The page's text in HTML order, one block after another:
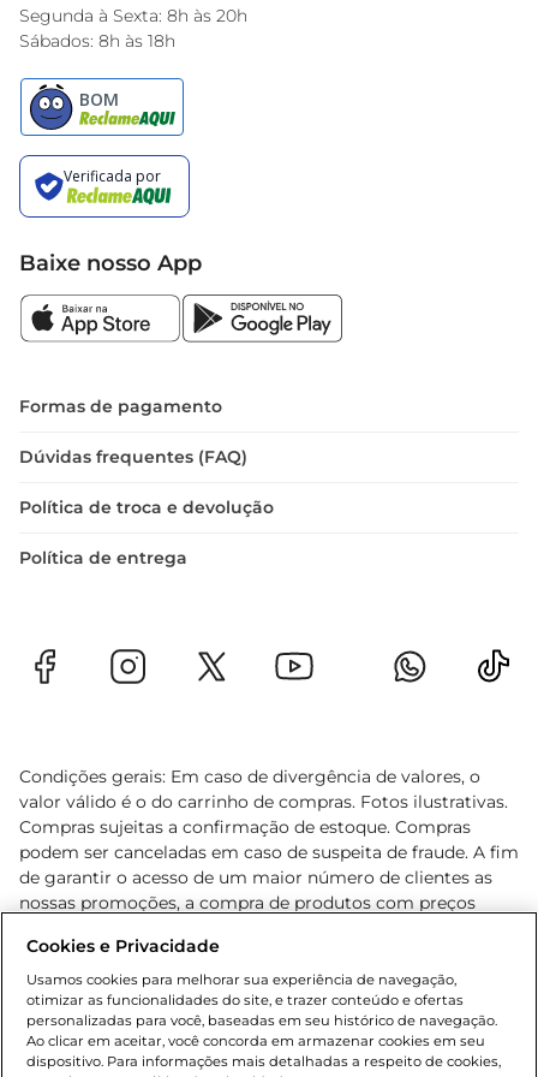
Encarte do Dia
Segunda à Sexta: 8h às 20h
Sábados: 8h às 18h
Baixe nosso App
Formas de pagamento
Dúvidas frequentes (FAQ)
Política de troca e devolução
Política de entrega
Condições gerais: Em caso de divergência de valores, o
valor válido é o do carrinho de compras. Fotos ilustrativas.
Compras sujeitas a confirmação de estoque. Compras
podem ser canceladas em caso de suspeita de fraude. A fim
de garantir o acesso de um maior número de clientes as
nossas promoções, a compra de produtos com preços
cliente. Os preços, ofertas e condições são exclusivos para
o e-commerce e válidos durante o dia de hoje, podendo
sofrer alterações sem prévia notificação. Proibida a venda
de bebidas alcoólicas para menores de 18 anos, conforme
Lei n.º 8069/90, art. 81, inciso II (Estatuto da Criança e do
Cookies e Privacidade
Usamos cookies para melhorar sua experiência de navegação,
otimizar as funcionalidades do site, e trazer conteúdo e ofertas
personalizadas para você, baseadas em seu histórico de navegação.
Ao clicar em aceitar, você concorda em armazenar cookies em seu
dispositivo. Para informações mais detalhadas a respeito de cookies,